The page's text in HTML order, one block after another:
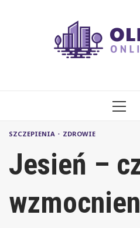
SZCZEPIENIA ZDROWIE
Jesień –